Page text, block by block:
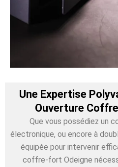
Une Expertise
Ouverture
Que vous possédiez un
électronique, ou encore à
équipée pour intervenir
coffre-fort Odeigne